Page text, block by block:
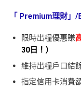
「 Premium理財」
限時出糧優惠賺
30日！）
維持出糧戶口結
指定信用卡消費